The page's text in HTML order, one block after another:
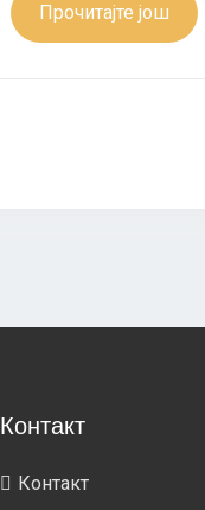
Прочитајте још
Контакт
Контакт